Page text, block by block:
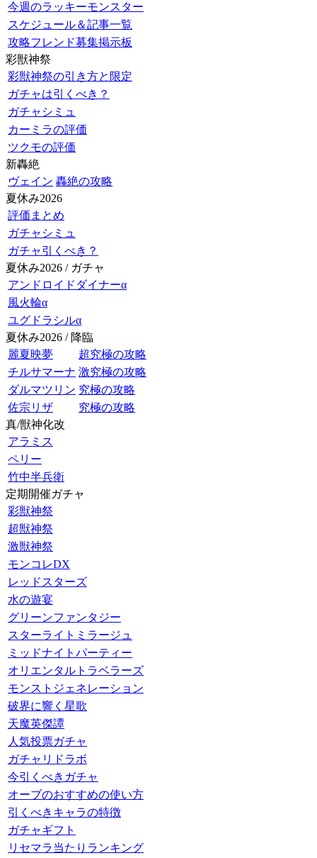
今週のラッキーモンスター
スケジュール＆記事一覧
攻略フレンド募集掲示板
彩獣神祭
彩獣神祭の引き方と限定
ガチャは引くべき？
ガチャシミュ
カーミラの評価
ツクモの評価
新轟絶
ヴェイン 轟絶の攻略
夏休み2026
評価まとめ
ガチャシミュ
ガチャ引くべき？
夏休み2026 / ガチャ
アンドロイドダイナーα
風火輪α
ユグドラシルα
夏休み2026 / 降臨
麗夏映夢
超究極の攻略
チルサマーナ 激究極の攻略
ダルマツリン 究極の攻略
佐宗リザ
究極の攻略
真/獣神化改
アラミス
ペリー
竹中半兵衛
定期開催ガチャ
彩獣神祭
超獣神祭
激獣神祭
モンコレDX
レッドスターズ
水の遊宴
グリーンファンタジー
スターライトミラージュ
ミッドナイトパーティー
オリエンタルトラベラーズ
モンストジェネレーション
破界に響く星歌
天魔英傑譚
人気投票ガチャ
ガチャリドラボ
今引くべきガチャ
オーブのおすすめの使い方
引くべきキャラの特徴
ガチャギフト
リセマラ当たりランキング